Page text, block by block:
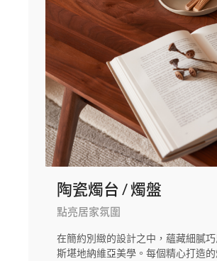
陶瓷燭台 / 燭盤
點亮居家氛圍
在簡約別緻的設計之中，蘊藏細膩
斯堪地納維亞美學。每個精心打造